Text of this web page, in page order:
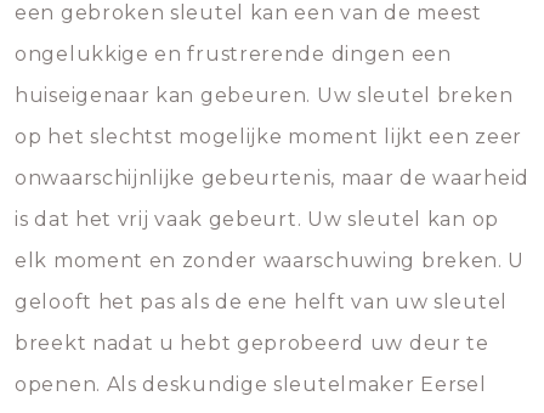
een gebroken sleutel kan een van de meest
ongelukkige en frustrerende dingen een
huiseigenaar kan gebeuren. Uw sleutel breken
op het slechtst mogelijke moment lijkt een zeer
onwaarschijnlijke gebeurtenis, maar de waarheid
is dat het vrij vaak gebeurt. Uw sleutel kan op
elk moment en zonder waarschuwing breken. U
gelooft het pas als de ene helft van uw sleutel
breekt nadat u hebt geprobeerd uw deur te
openen. Als deskundige sleutelmaker Eersel